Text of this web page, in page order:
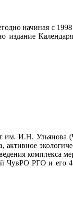
начиная с
издание
им. И.Н.
комплекса
ЧувРО РГО и его